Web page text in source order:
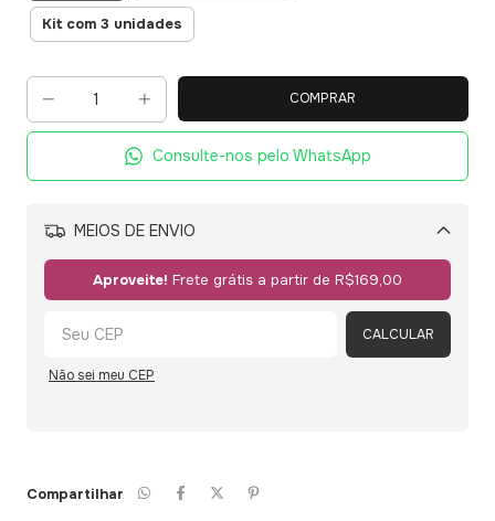
Kit com 3 unidades
Consulte-nos pelo WhatsApp
MEIOS DE ENVIO
Aproveite! Frete grátis a partir de R$169,00
CALCULAR
Não sei meu CEP
Compartilhar